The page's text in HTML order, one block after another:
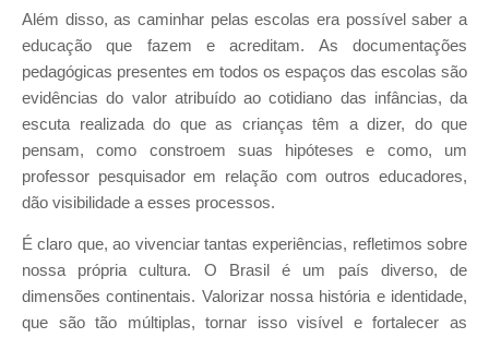
Além disso, as caminhar pelas escolas era possível saber a
educação que fazem e acreditam. As documentações
pedagógicas presentes em todos os espaços das escolas são
evidências do valor atribuído ao cotidiano das infâncias, da
escuta realizada do que as crianças têm a dizer, do que
pensam, como constroem suas hipóteses e como, um
professor pesquisador em relação com outros educadores,
dão visibilidade a esses processos.
É claro que, ao vivenciar tantas experiências, refletimos sobre
nossa própria cultura. O Brasil é um país diverso, de
dimensões continentais. Valorizar nossa história e identidade,
que são tão múltiplas, tornar isso visível e fortalecer as